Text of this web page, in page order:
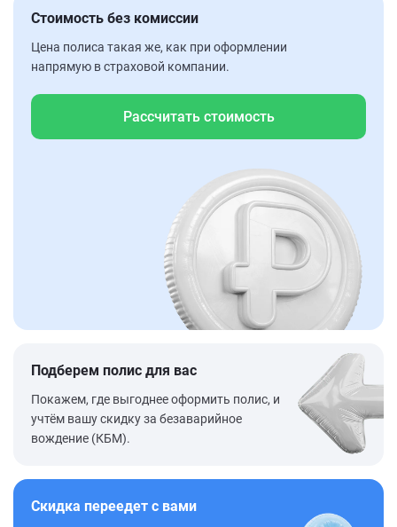
Стоимость без комиссии
Цена полиса такая же, как при оформлении
напрямую в страховой компании.
Рассчитать стоимость
Подберем полис для вас
Покажем, где выгоднее оформить полис, и
учтём вашу скидку за безаварийное
вождение (КБМ).
Скидка переедет с вами